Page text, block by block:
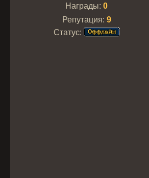
Награды: 0
Репутация: 9
Статус: